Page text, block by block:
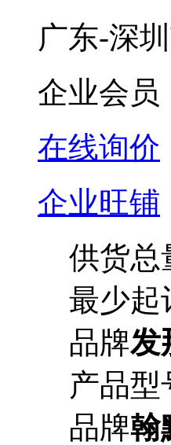
广东-深
企业会员
在线询价
企业旺铺
供货总
最少起
品牌发
产品型
品牌翰